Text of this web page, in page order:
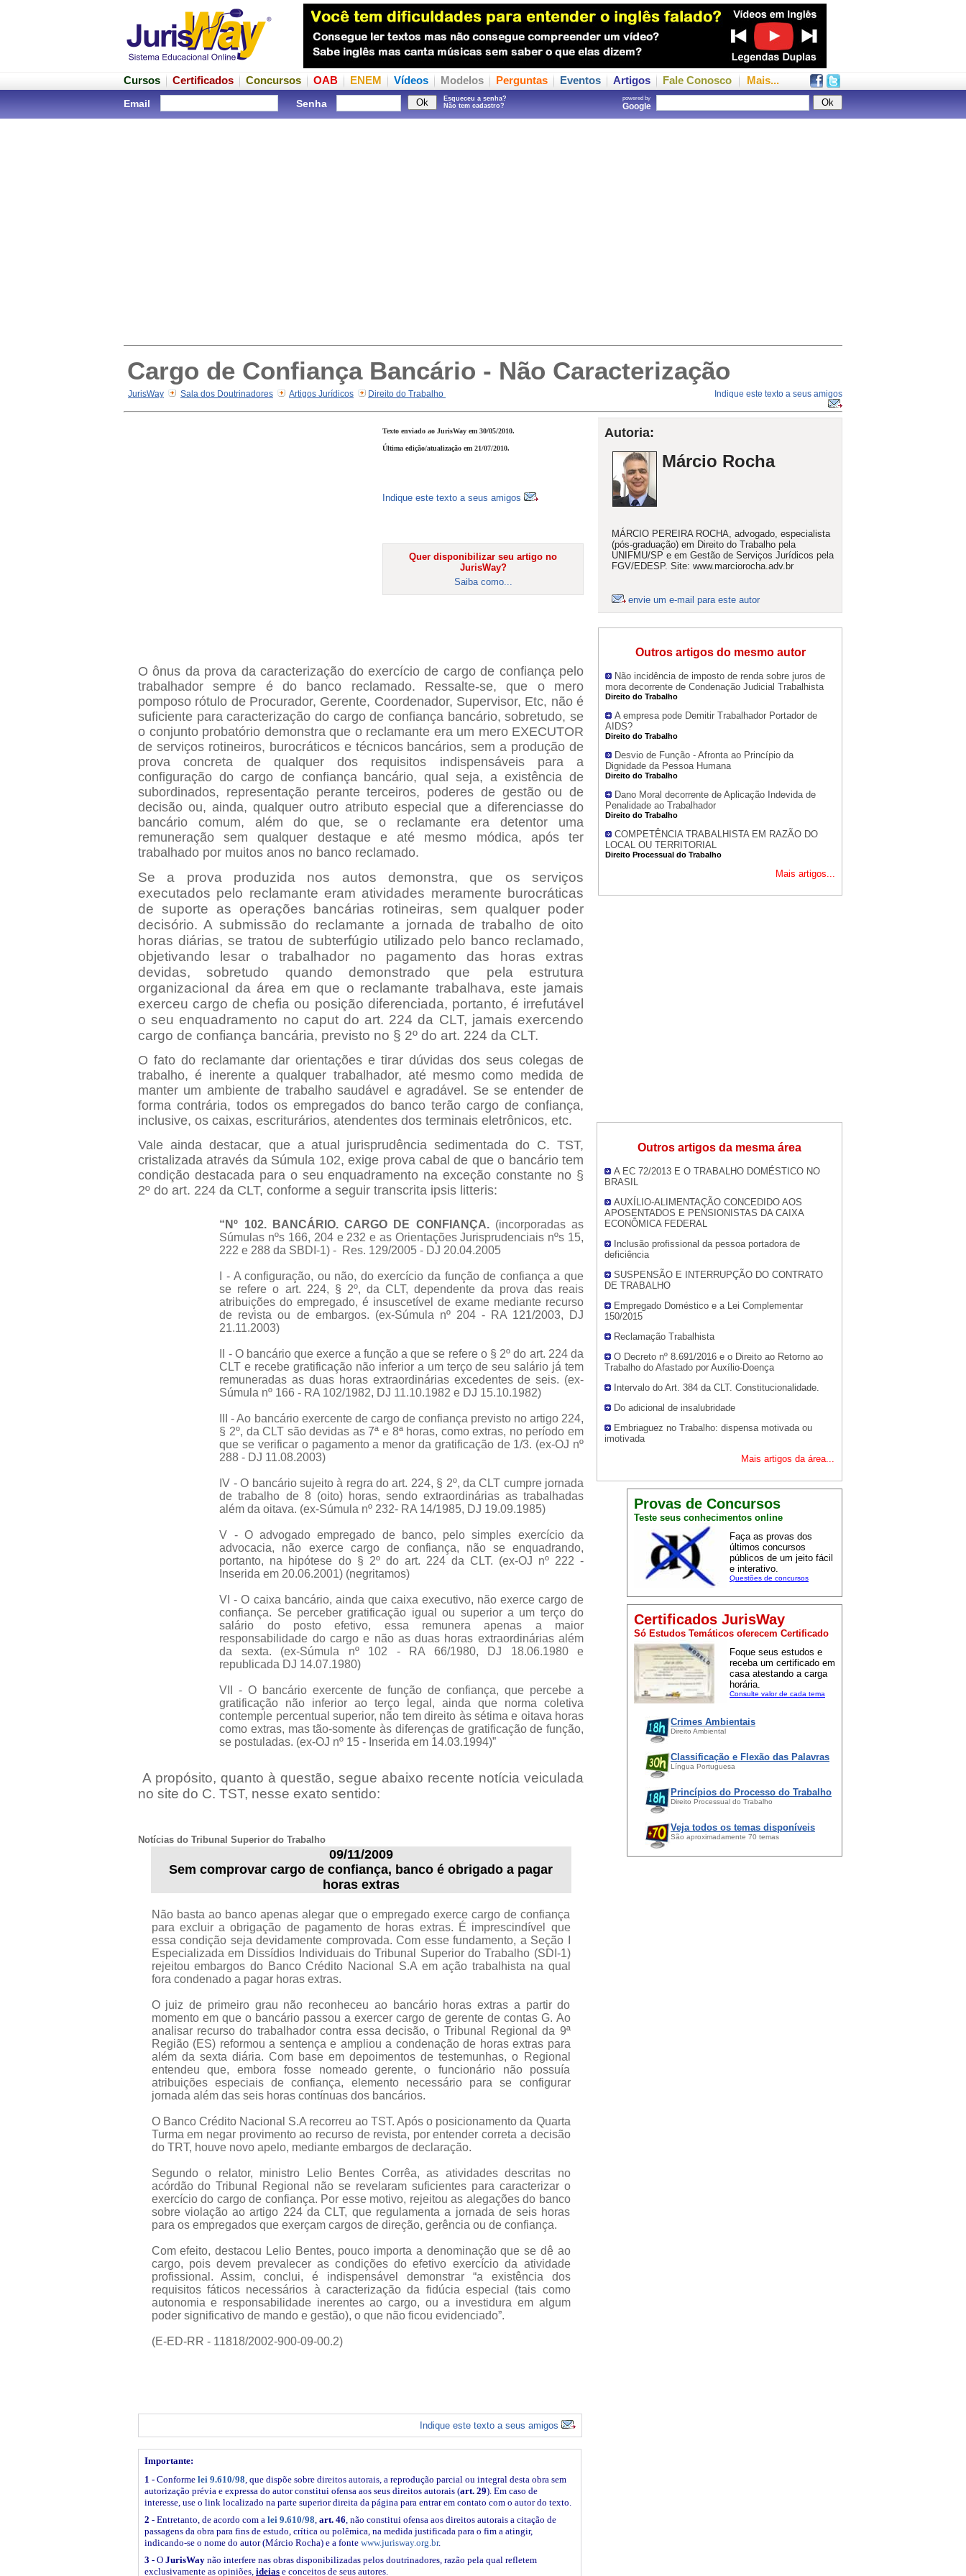
Cursos Certificados Concursos OAB ENEM Vídeos Modelos Perguntas Eventos Artigos Fale Conosco Mais...
Email Senha
Esqueceu a senha?
Não tem cadastro?
powered by
Google
Cargo de Confiança Bancário - Não Caracterização
JurisWay Sala dos Doutrinadores Artigos Jurídicos Direito do Trabalho Indique este texto a seus amigos
Autoria:
Márcio Rocha
MÁRCIO PEREIRA ROCHA, advogado, especialista
(pós-graduação) em Direito do Trabalho pela
UNIFMU/SP e em Gestão de Serviços Jurídicos pela
FGV/EDESP. Site: www.marciorocha.adv.br
envie um e-mail para este autor
Outros artigos do mesmo autor
Não incidência de imposto de renda sobre juros de
mora decorrente de Condenação Judicial Trabalhista
Direito do Trabalho
A empresa pode Demitir Trabalhador Portador de
AIDS?
Direito do Trabalho
Desvio de Função - Afronta ao Princípio da
Dignidade da Pessoa Humana
Direito do Trabalho
Dano Moral decorrente de Aplicação Indevida de
Penalidade ao Trabalhador
Direito do Trabalho
COMPETÊNCIA TRABALHISTA EM RAZÃO DO
LOCAL OU TERRITORIAL
Direito Processual do Trabalho
Mais artigos...
Outros artigos da mesma área
A EC 72/2013 E O TRABALHO DOMÉSTICO NO
BRASIL
AUXÍLIO-ALIMENTAÇÃO CONCEDIDO AOS
APOSENTADOS E PENSIONISTAS DA CAIXA
ECONÔMICA FEDERAL
Inclusão profissional da pessoa portadora de
deficiência
SUSPENSÃO E INTERRUPÇÃO DO CONTRATO
DE TRABALHO
Empregado Doméstico e a Lei Complementar
150/2015
Reclamação Trabalhista
O Decreto nº 8.691/2016 e o Direito ao Retorno ao
Trabalho do Afastado por Auxílio-Doença
Intervalo do Art. 384 da CLT. Constitucionalidade.
Do adicional de insalubridade
Embriaguez no Trabalho: dispensa motivada ou
imotivada
Mais artigos da área...
Provas de Concursos
Teste seus conhecimentos online
Faça as provas dos
últimos concursos
públicos de um jeito fácil
e interativo.
Questões de concursos
Certificados JurisWay
Só Estudos Temáticos oferecem Certificado
Foque seus estudos e
receba um certificado em
casa atestando a carga
horária.
Consulte valor de cada tema
Crimes Ambientais
Direito Ambiental
Classificação e Flexão das Palavras
Língua Portuguesa
Princípios do Processo do Trabalho
Direito Processual do Trabalho
Veja todos os temas disponíveis
São aproximadamente 70 temas
Texto enviado ao JurisWay em 30/05/2010.
Última edição/atualização em 21/07/2010.
Indique este texto a seus amigos
Quer disponibilizar seu artigo no
JurisWay?
Saiba como...
O ônus da prova da caracterização do exercício de cargo de confiança pelo
trabalhador sempre é do banco reclamado. Ressalte-se, que o mero
pomposo rótulo de Procurador, Gerente, Coordenador, Supervisor, Etc, não é
suficiente para caracterização do cargo de confiança bancário, sobretudo, se
o conjunto probatório demonstra que o reclamante era um mero EXECUTOR
de serviços rotineiros, burocráticos e técnicos bancários, sem a produção de
prova concreta de qualquer dos requisitos indispensáveis para a
configuração do cargo de confiança bancário, qual seja, a existência de
subordinados, representação perante terceiros, poderes de gestão ou de
decisão ou, ainda, qualquer outro atributo especial que a diferenciasse do
bancário comum, além do que, se o reclamante era detentor uma
remuneração sem qualquer destaque e até mesmo módica, após ter
trabalhado por muitos anos no banco reclamado.
Se a prova produzida nos autos demonstra,que os serviços
executados pelo reclamante eram atividades meramente burocráticas
de suporte as operações bancárias rotineiras, sem qualquer poder
decisório. A submissão do reclamante a jornada de trabalho de oito
horas diárias, se tratou de subterfúgio utilizado pelo banco reclamado,
objetivando lesar o trabalhador no pagamento das horas extras
devidas, sobretudo quando demonstrado que pela estrutura
organizacional da área em que o reclamante trabalhava, este jamais
exerceu cargo de chefia ou posição diferenciada, portanto, é irrefutável
o seu enquadramento no caput do art. 224 da CLT, jamais exercendo
cargo de confiança bancária, previsto no § 2º do art. 224 da CLT.
O fato do reclamante dar orientações e tirar dúvidas dos seus colegas de
trabalho, é inerente a qualquer trabalhador, até mesmo como medida de
manter um ambiente de trabalho saudável e agradável. Se se entender de
forma contrária, todos os empregados do banco terão cargo de confiança,
inclusive, os caixas, escriturários, atendentes dos terminais eletrônicos, etc.
Vale ainda destacar, que a atual jurisprudência sedimentada do C. TST,
cristalizada através da Súmula 102, exige prova cabal de que o bancário tem
condição destacada para o seu enquadramento na exceção constante no §
2º do art. 224 da CLT, conforme a seguir transcrita ipsis litteris:
“Nº 102. BANCÁRIO. CARGO DE CONFIANÇA.(incorporadas as
Súmulas nºs 166, 204 e 232 e as Orientações Jurisprudenciais nºs 15,
222 e 288 da SBDI-1) - Res. 129/2005 - DJ 20.04.2005
I - A configuração, ou não, do exercício da função de confiança a que
se refere o art. 224, § 2º, da CLT, dependente da prova das reais
atribuições do empregado, é insuscetível de exame mediante recurso
de revista ou de embargos. (ex-Súmula nº 204 - RA 121/2003, DJ
21.11.2003)
II - O bancário que exerce a função a que se refere o § 2º do art. 224 da
CLT e recebe gratificação não inferior a um terço de seu salário já tem
remuneradas as duas horas extraordinárias excedentes de seis. (ex-
Súmula nº 166 - RA 102/1982, DJ 11.10.1982 e DJ 15.10.1982)
III - Ao bancário exercente de cargo de confiança previsto no artigo 224,
§ 2º, da CLT são devidas as 7ª e 8ª horas, como extras, no período em
que se verificar o pagamento a menor da gratificação de 1/3. (ex-OJ nº
288 - DJ 11.08.2003)
IV - O bancário sujeito à regra do art. 224, § 2º, da CLT cumpre jornada
de trabalho de 8 (oito) horas, sendo extraordinárias as trabalhadas
além da oitava. (ex-Súmula nº 232- RA 14/1985, DJ 19.09.1985)
V - O advogado empregado de banco, pelo simples exercício da
advocacia, não exerce cargo de confiança, não se enquadrando,
portanto, na hipótese do § 2º do art. 224 da CLT. (ex-OJ nº 222 -
Inserida em 20.06.2001) (negritamos)
VI - O caixa bancário, ainda que caixa executivo, não exerce cargo de
confiança. Se perceber gratificação igual ou superior a um terço do
salário do posto efetivo, essa remunera apenas a maior
responsabilidade do cargo e não as duas horas extraordinárias além
da sexta. (ex-Súmula nº 102 - RA 66/1980, DJ 18.06.1980 e
republicada DJ 14.07.1980)
VII - O bancário exercente de função de confiança, que percebe a
gratificação não inferior ao terço legal, ainda que norma coletiva
contemple percentual superior, não tem direito às sétima e oitava horas
como extras, mas tão-somente às diferenças de gratificação de função,
se postuladas. (ex-OJ nº 15 - Inserida em 14.03.1994)”
A propósito, quanto à questão, segue abaixo recente notícia veiculada
no site do C. TST, nesse exato sentido:
Notícias do Tribunal Superior do Trabalho
09/11/2009
Sem comprovar cargo de confiança, banco é obrigado a pagar
horas extras
Não basta ao banco apenas alegar que o empregado exerce cargo de confiança
para excluir a obrigação de pagamento de horas extras. É imprescindível que
essa condição seja devidamente comprovada. Com esse fundamento, a Seção I
Especializada em Dissídios Individuais do Tribunal Superior do Trabalho (SDI-1)
rejeitou embargos do Banco Crédito Nacional S.A em ação trabalhista na qual
fora condenado a pagar horas extras.
O juiz de primeiro grau não reconheceu ao bancário horas extras a partir do
momento em que o bancário passou a exercer cargo de gerente de contas G. Ao
analisar recurso do trabalhador contra essa decisão, o Tribunal Regional da 9ª
Região (ES) reformou a sentença e ampliou a condenação de horas extras para
além da sexta diária. Com base em depoimentos de testemunhas, o Regional
entendeu que, embora fosse nomeado gerente, o funcionário não possuía
atribuições especiais de confiança, elemento necessário para se configurar
jornada além das seis horas contínuas dos bancários.
O Banco Crédito Nacional S.A recorreu ao TST. Após o posicionamento da Quarta
Turma em negar provimento ao recurso de revista, por entender correta a decisão
do TRT, houve novo apelo, mediante embargos de declaração.
Segundo o relator, ministro Lelio Bentes Corrêa, as atividades descritas no
acórdão do Tribunal Regional não se revelaram suficientes para caracterizar o
exercício do cargo de confiança. Por esse motivo, rejeitou as alegações do banco
sobre violação ao artigo 224 da CLT, que regulamenta a jornada de seis horas
para os empregados que exerçam cargos de direção, gerência ou de confiança.
Com efeito, destacou Lelio Bentes, pouco importa a denominação que se dê ao
cargo, pois devem prevalecer as condições do efetivo exercício da atividade
profissional. Assim, conclui, é indispensável demonstrar “a existência dos
requisitos fáticos necessários à caracterização da fidúcia especial (tais como
autonomia e responsabilidade inerentes ao cargo, ou a investidura em algum
poder significativo de mando e gestão), o que não ficou evidenciado”.
(E-ED-RR - 11818/2002-900-09-00.2)
Indique este texto a seus amigos
Importante:
1 - Conforme lei 9.610/98 , que dispõe sobre direitos autorais, a reprodução parcial ou integral desta obra sem
autorização prévia e expressa do autor constitui ofensa aos seus direitos autorais (art. 29). Em caso de
interesse, use o link localizado na parte superior direita da página para entrar em contato com o autor do texto.
2 - Entretanto, de acordo com a lei 9.610/98 art. 46 , não constitui ofensa aos direitos autorais a citação de
passagens da obra para fins de estudo, crítica ou polêmica, na medida justificada para o fim a atingir,
indicando-se o nome do autor (Márcio Rocha) e a fonte www.jurisway.org.br.
3 - O JurisWay não interfere nas obras disponibilizadas pelos doutrinadores, razão pela qual refletem
exclusivamente as opiniões, ideias e conceitos de seus autores.